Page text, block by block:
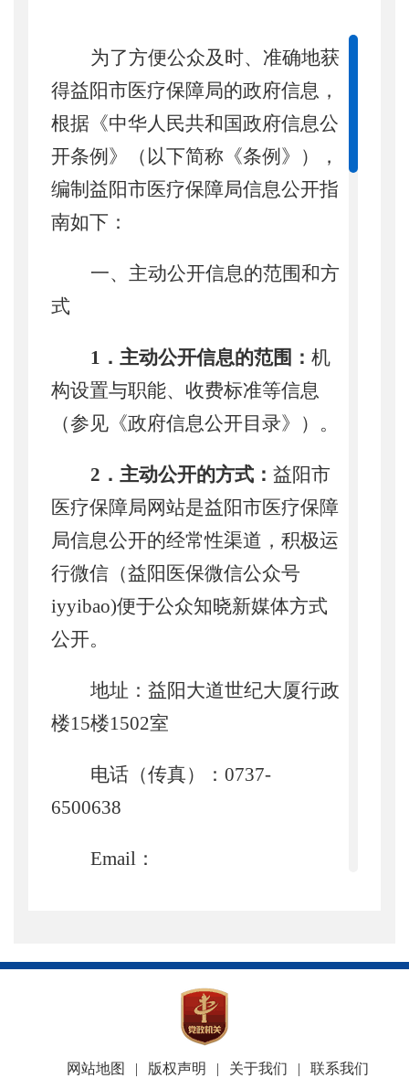
为了方便公众及时、准确地获
得益阳市医疗保障局的政府信息，
根据《中华人民共和国政府信息公
开条例》（以下简称《条例》），
编制益阳市医疗保障局信息公开指
南如下：
一、主动公开信息的范围和方
式
1．主动公开信息的范围： 机
构设置与职能、收费标准等信息
（参见《政府信息公开目录》）。
2．主动公开的方式： 益阳市
医疗保障局网站是益阳市医疗保障
局信息公开的经常性渠道，积极运
行微信（益阳医保微信公众号
iyyibao)便于公众知晓新媒体方式
公开。
地址：益阳大道世纪大厦行政
楼15楼1502室
电话（传真） ： 0737-
6500638
Email：
序
公民、法人和其他组织可以根
据自身生产、生活等需要向我局申
网站地图 | 版权声明 | 关于我们 | 联系我们